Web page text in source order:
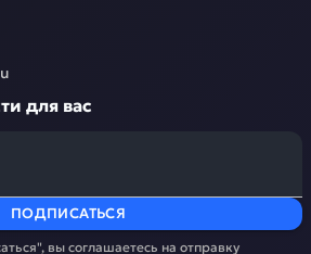
для вас
ПОДПИСАТЬСЯ
вы соглашаетесь на отправку